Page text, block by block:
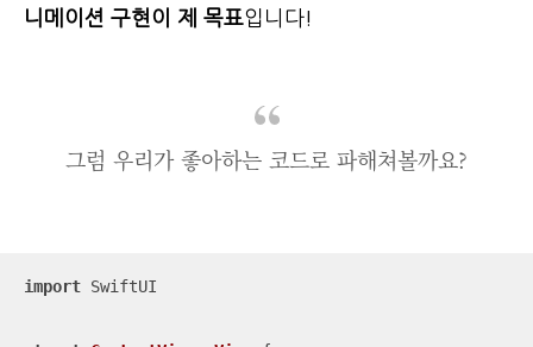
니메이션 구현이 제 목표입니다!
그럼 우리가 좋아하는 코드로 파해쳐볼까요?
import SwiftUI